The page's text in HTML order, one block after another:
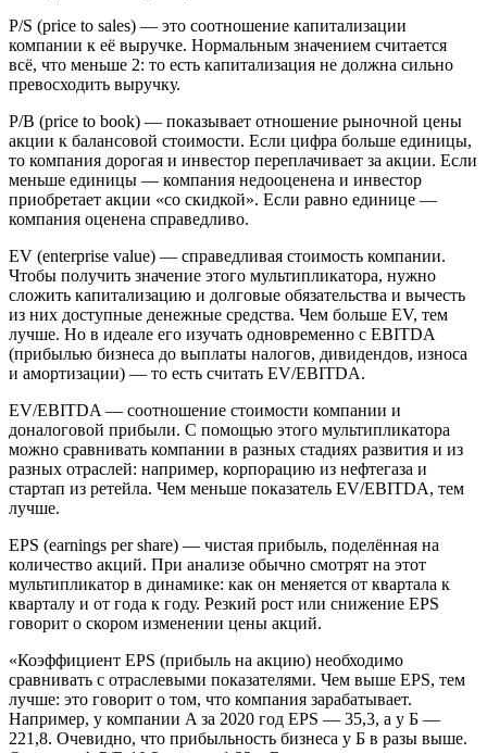
P/S (price to sales) — это соотношение капитализации
компании к её выручке. Нормальным значением считается
всё, что меньше 2: то есть капитализация не должна сильно
превосходить выручку.
P/B (price to book) — показывает отношение рыночной цены
акции к балансовой стоимости. Если цифра больше единицы,
то компания дорогая и инвестор переплачивает за акции. Если
меньше единицы — компания недооценена и инвестор
приобретает акции «со скидкой». Если равно единице —
компания оценена справедливо.
EV (enterprise value) — справедливая стоимость компании.
Чтобы получить значение этого мультипликатора, нужно
сложить капитализацию и долговые обязательства и вычесть
из них доступные денежные средства. Чем больше EV, тем
лучше. Но в идеале его изучать одновременно с EBITDA
(прибылью бизнеса до выплаты налогов, дивидендов, износа
и амортизации) — то есть считать EV/EBITDA.
EV/EBITDA — соотношение стоимости компании и
доналоговой прибыли. С помощью этого мультипликатора
можно сравнивать компании в разных стадиях развития и из
разных отраслей: например, корпорацию из нефтегаза и
стартап из ретейла. Чем меньше показатель EV/EBITDA, тем
лучше.
EPS (earnings per share) — чистая прибыль, поделённая на
количество акций. При анализе обычно смотрят на этот
мультипликатор в динамике: как он меняется от квартала к
кварталу и от года к году. Резкий рост или снижение EPS
говорит о скором изменении цены акций.
«Коэффициент EPS (прибыль на акцию) необходимо
сравнивать с отраслевыми показателями. Чем выше EPS, тем
лучше: это говорит о том, что компания зарабатывает.
Например, у компании A за 2020 год EPS — 35,3, а у Б —
221,8. Очевидно, что прибыльность бизнеса у Б в разы выше.